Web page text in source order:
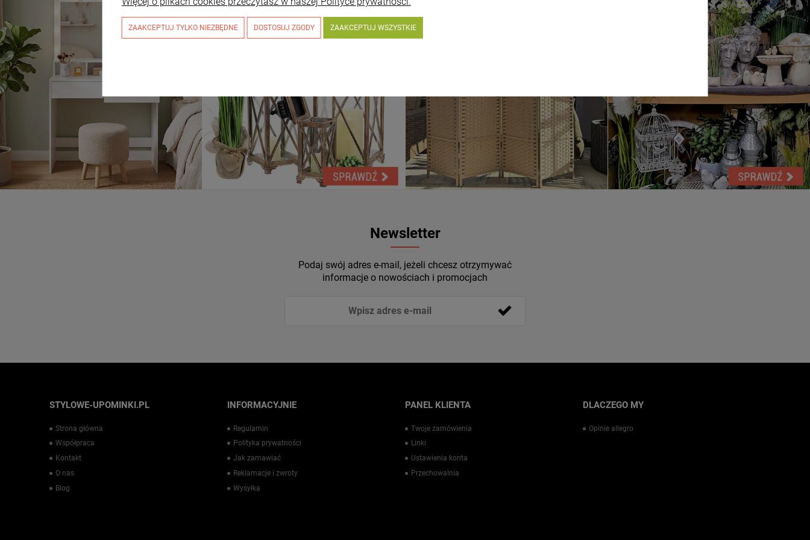
Newsletter
Podaj swój adres e-mail, jeżeli chcesz otrzymywać
informacje o nowościach i promocjach
STYLOWE-UPOMINKI.PL
Strona główna
Współpraca
Kontakt
O nas
Blog
INFORMACYJNIE
Regulamin
Polityka prywatności
Jak zamawiać
Reklamacje i zwroty
Wysyłka
PANEL KLIENTA
Twoje zamówienia
Linki
Ustawienia konta
Przechowalnia
DLACZEGO MY
Opinie allegro
ZAAKCEPTUJ TYLKO NIEZBĘDNE DOSTOSUJ ZGODY ZAAKCEPTUJ WSZYSTKIE